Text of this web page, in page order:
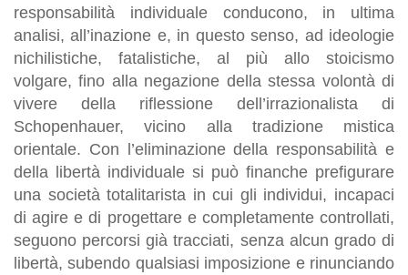
responsabilità individuale conducono, in ultima
analisi, all’inazione e, in questo senso, ad ideologie
nichilistiche, fatalistiche, al più allo stoicismo
volgare, fino alla negazione della stessa volontà di
vivere della riflessione dell’irrazionalista di
Schopenhauer, vicino alla tradizione mistica
orientale. Con l’eliminazione della responsabilità e
della libertà individuale si può finanche prefigurare
una società totalitarista in cui gli individui, incapaci
di agire e di progettare e completamente controllati,
seguono percorsi già tracciati, senza alcun grado di
libertà, subendo qualsiasi imposizione e rinunciando